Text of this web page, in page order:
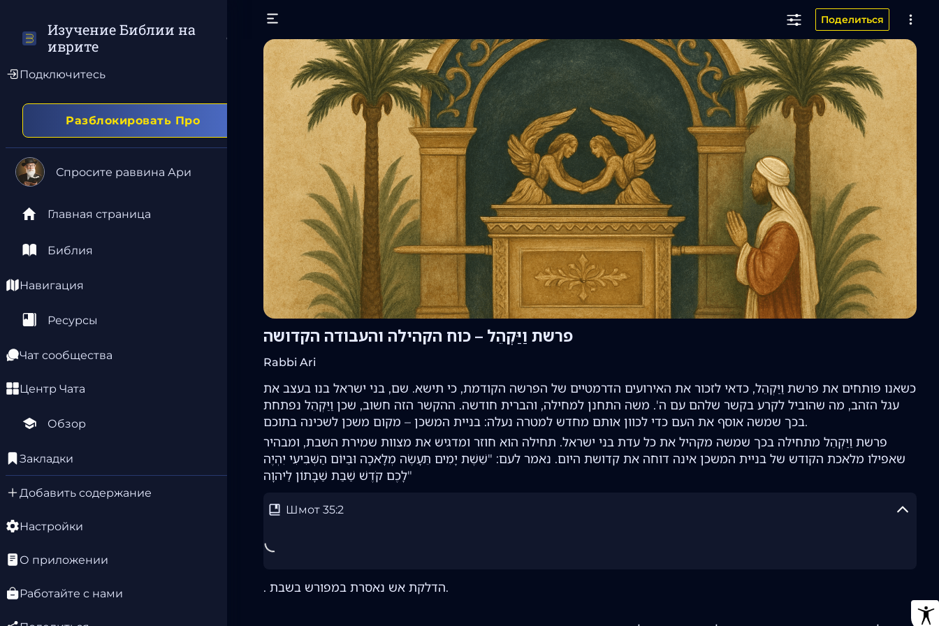
Изучение Библии на
иврите
Подключитесь
Разблокировать Про
Спросите раввина Ари
Главная страница
Библия
Навигация
Ресурсы
Чат сообщества
Центр Чата
Обзор
Закладки
Добавить содержание
Настройки
О приложении
Работайте с нами
Поделиться
פרשת וַיַּקְהֵל – כוח הקהילה והעבודה הקדושה
Rabbi Ari
כשאנו פותחים את פרשת וַיַּקְהֵל, כדאי לזכור את האירועים הדרמטיים של הפרשה הקודמת, כי תישא. שם, בני ישראל בנו בעצב את
עגל הזהב, מה שהוביל לקרע בקשר שלהם עם ה'. משה התחנן למחילה, והברית חודשה. ההקשר הזה חשוב, שכן וַיַּקְהֵל נפתחת
בכך שמשה אוסף את העם כדי לכוון אותם מחדש למטרה נעלה: בניית המשכן – מקום משכן לשכינה בתוכם.
פרשת וַיַּקְהֵל מתחילה בכך שמשה מקהיל את כל עדת בני ישראל. תחילה הוא חוזר ומדגיש את מצוות שמירת השבת, ומבהיר
שאפילו מלאכת הקודש של בניית המשכן אינה דוחה את קדושת היום. נאמר לעם: "שֵׁשֶׁת יָמִים תֵּעָשֶׂה מְלָאכָה וּבַיּוֹם הַשְּׁבִיעִי יִהְיֶה
לָכֶם קֹדֶשׁ שַׁבַּת שַׁבָּתוֹן לַיהוָה"
Шмот 35:2
. הדלקת אש נאסרת במפורש בשבת.